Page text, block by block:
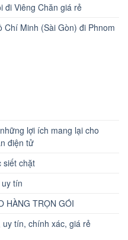
đi Viêng Chăn giá rẻ
Chí Minh (Sài Gòn) đi Phnom
lợi ích mang lại cho
điện tử
siết chặt
tín
HÀNG TRỌN GÓI
uy tín, chính xác, giá rẻ